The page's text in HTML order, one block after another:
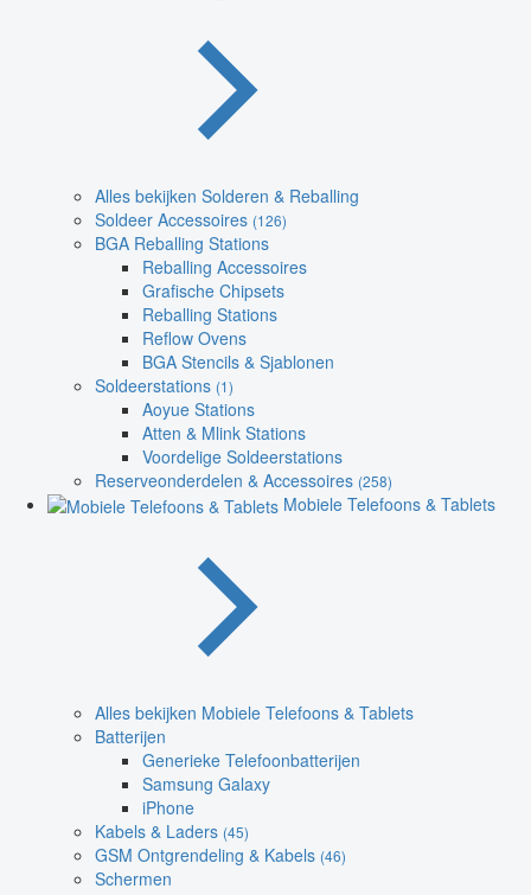
Alles bekijken Solderen & Reballing
Soldeer Accessoires (126)
BGA Reballing Stations
Reballing Accessoires
Grafische Chipsets
Reballing Stations
Reflow Ovens
BGA Stencils & Sjablonen
Soldeerstations (1)
Aoyue Stations
Atten & Mlink Stations
Voordelige Soldeerstations
Reserveonderdelen & Accessoires (258)
Mobiele Telefoons & Tablets
Alles bekijken Mobiele Telefoons & Tablets
Batterijen
Generieke Telefoonbatterijen
Samsung Galaxy
iPhone
Kabels & Laders (45)
GSM Ontgrendeling & Kabels (46)
Schermen